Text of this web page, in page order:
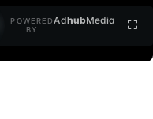
POWERED
BY
AdhubMedia